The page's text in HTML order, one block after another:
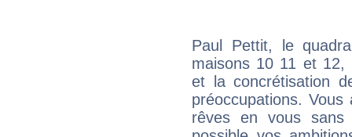
Paul Pettit, le
maisons 10 11 et 12,
et la concrétisation
préoccupations.
rêves en vous sans